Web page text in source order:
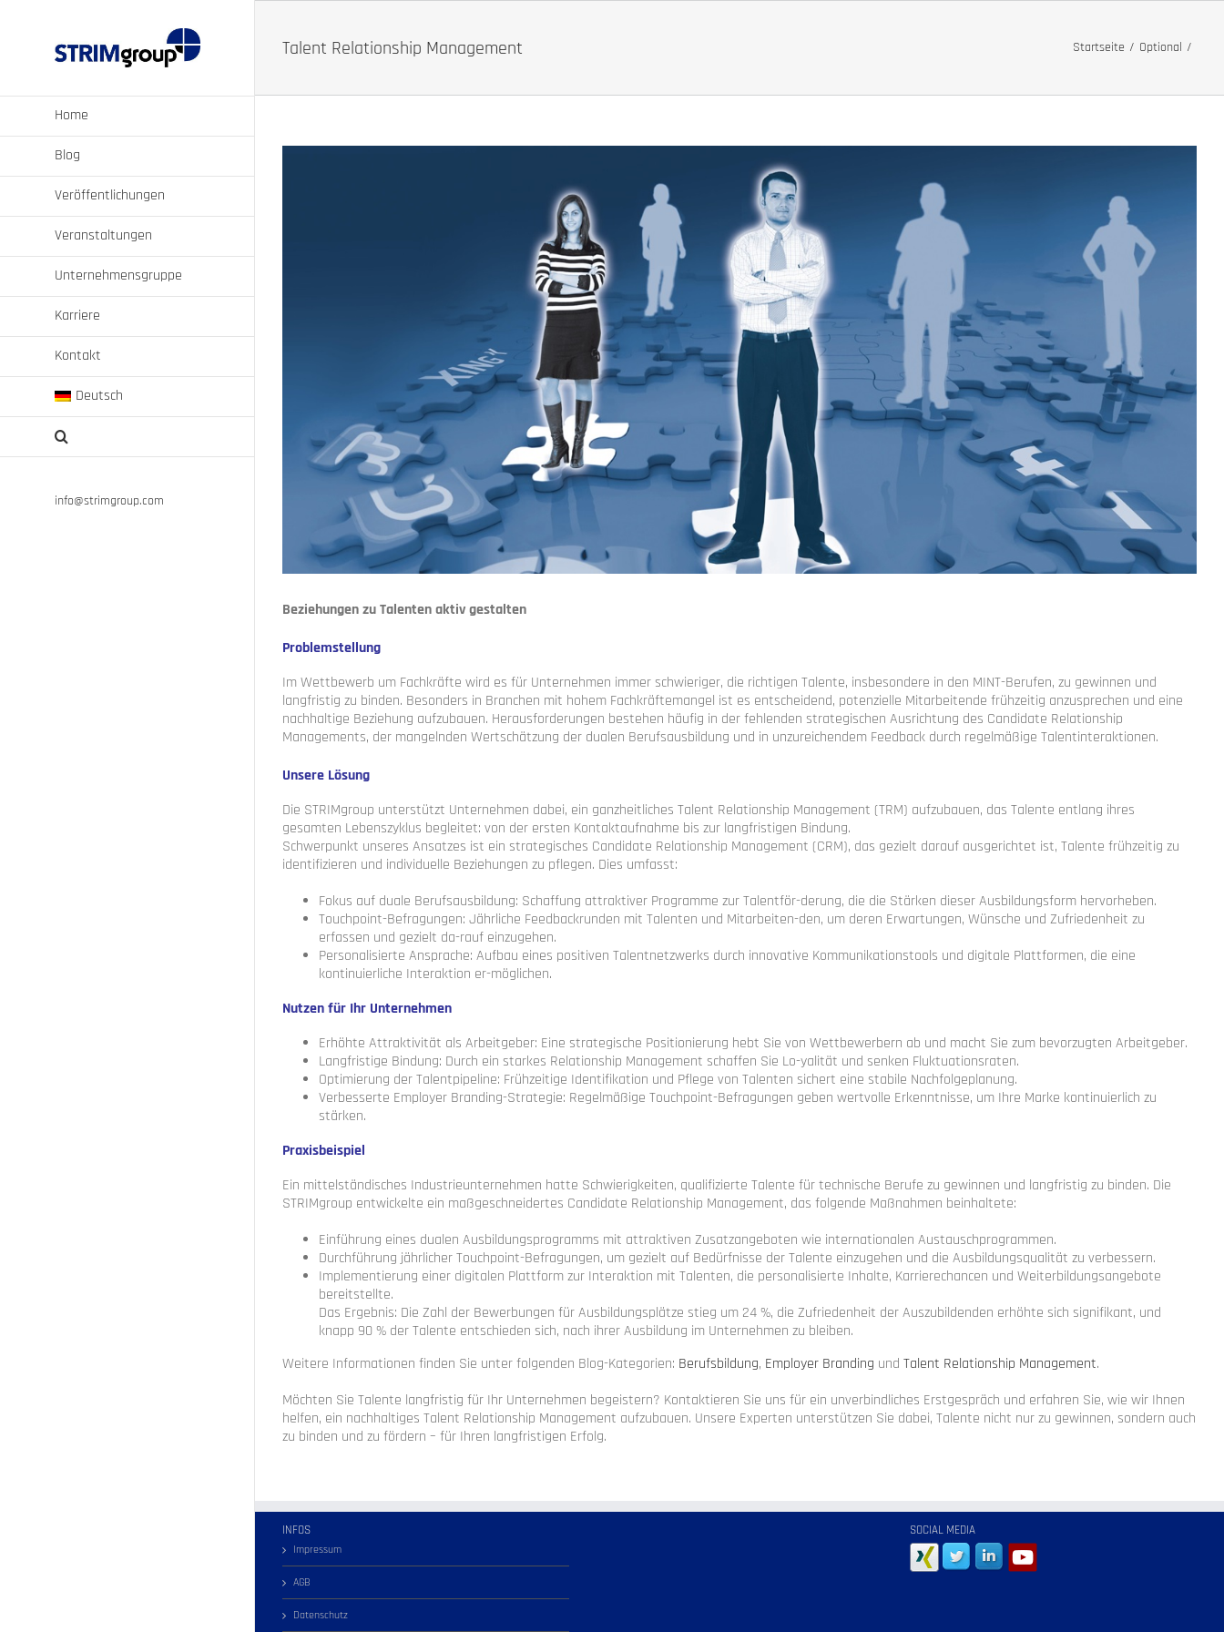
Home
Blog
Veröffentlichungen
Veranstaltungen
Unternehmensgruppe
Karriere
Kontakt
Deutsch
info@strimgroup.com
Talent Relationship Management Startseite Optional
Beziehungen zu Talenten aktiv gestalten
Problemstellung
Im Wettbewerb um Fachkräfte wird es für Unternehmen immer schwieriger, die richtigen Talente, insbesondere in den MINT-Berufen, zu gewinnen und
langfristig zu binden. Besonders in Branchen mit hohem Fachkräftemangel ist es entscheidend, potenzielle Mitarbeitende frühzeitig anzusprechen und eine
nachhaltige Beziehung aufzubauen. Herausforderungen bestehen häufig in der fehlenden strategischen Ausrichtung des Candidate Relationship
Managements, der mangelnden Wertschätzung der dualen Berufsausbildung und in unzureichendem Feedback durch regelmäßige Talentinteraktionen.
Unsere Lösung
Die STRIMgroup unterstützt Unternehmen dabei, ein ganzheitliches Talent Relationship Management (TRM) aufzubauen, das Talente entlang ihres
gesamten Lebenszyklus begleitet: von der ersten Kontaktaufnahme bis zur langfristigen Bindung.
Schwerpunkt unseres Ansatzes ist ein strategisches Candidate Relationship Management (CRM), das gezielt darauf ausgerichtet ist, Talente frühzeitig zu
identifizieren und individuelle Beziehungen zu pflegen. Dies umfasst:
Fokus auf duale Berufsausbildung: Schaffung attraktiver Programme zur Talentför-derung, die die Stärken dieser Ausbildungsform hervorheben.
Touchpoint-Befragungen: Jährliche Feedbackrunden mit Talenten und Mitarbeiten-den, um deren Erwartungen, Wünsche und Zufriedenheit zu
erfassen und gezielt da-rauf einzugehen.
Personalisierte Ansprache: Aufbau eines positiven Talentnetzwerks durch innovative Kommunikationstools und digitale Plattformen, die eine
kontinuierliche Interaktion er-möglichen.
Nutzen für Ihr Unternehmen
Erhöhte Attraktivität als Arbeitgeber: Eine strategische Positionierung hebt Sie von Wettbewerbern ab und macht Sie zum bevorzugten Arbeitgeber.
Langfristige Bindung: Durch ein starkes Relationship Management schaffen Sie Lo-yalität und senken Fluktuationsraten.
Optimierung der Talentpipeline: Frühzeitige Identifikation und Pflege von Talenten sichert eine stabile Nachfolgeplanung.
Verbesserte Employer Branding-Strategie: Regelmäßige Touchpoint-Befragungen geben wertvolle Erkenntnisse, um Ihre Marke kontinuierlich zu
stärken.
Praxisbeispiel
Ein mittelständisches Industrieunternehmen hatte Schwierigkeiten, qualifizierte Talente für technische Berufe zu gewinnen und langfristig zu binden. Die
STRIMgroup entwickelte ein maßgeschneidertes Candidate Relationship Management, das folgende Maßnahmen beinhaltete:
Einführung eines dualen Ausbildungsprogramms mit attraktiven Zusatzangeboten wie internationalen Austauschprogrammen.
Durchführung jährlicher Touchpoint-Befragungen, um gezielt auf Bedürfnisse der Talente einzugehen und die Ausbildungsqualität zu verbessern.
Implementierung einer digitalen Plattform zur Interaktion mit Talenten, die personalisierte Inhalte, Karrierechancen und Weiterbildungsangebote
bereitstellte.
Das Ergebnis: Die Zahl der Bewerbungen für Ausbildungsplätze stieg um 24 %, die Zufriedenheit der Auszubildenden erhöhte sich signifikant, und
knapp 90 % der Talente entschieden sich, nach ihrer Ausbildung im Unternehmen zu bleiben.
Weitere Informationen finden Sie unter folgenden Blog-Kategorien: Berufsbildung, Employer Branding und Talent Relationship Management.
Möchten Sie Talente langfristig für Ihr Unternehmen begeistern? Kontaktieren Sie uns für ein unverbindliches Erstgespräch und erfahren Sie, wie wir Ihnen
helfen, ein nachhaltiges Talent Relationship Management aufzubauen. Unsere Experten unterstützen Sie dabei, Talente nicht nur zu gewinnen, sondern auch
zu binden und zu fördern – für Ihren langfristigen Erfolg.
INFOS
Impressum
AGB
Datenschutz
SOCIAL MEDIA